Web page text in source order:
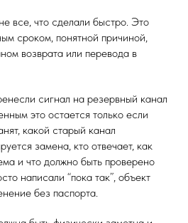
все, что сделали быстро. Это
сроком, понятной причиной,
возврата или перевода в
сигнал на резервный канал
это остается только если
какой старый канал
замена, кто отвечает, как
и что должно быть проверено
написали “пока так”, объект
без паспорта.